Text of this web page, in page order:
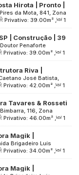
Hirota | Pronto |
| 01 vaga
da Mota, 841, Zona
São Paulo, Brasil
Privativo: 39.00m² ,
1
Útil: 39.00m² ,
Terreno:
| Construção | 39
| 01 vaga
Penaforte
Bela Vista, São Paulo,
Privativo: 39.00m² ,
1
, Terreno: 1980.00m²
Riva |
| com
José Batista,
Acácias, São Paulo,
Privativo: 42.00m² ,
1
, Terreno: 6018.00m²
Tavares & Rosseti
|
116, Zona
São Paulo, Brasil
Privativo: 46.00m² ,
1
, Terreno: 780.00m²
Magik |
| sem
Brigadeiro Luís
Bela Vista, São
Privativo: 34.00m² ,
1
1144.00m²
Magik |